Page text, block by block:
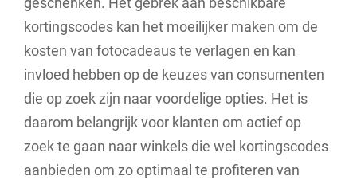
kortingscodes kan het moeilijker maken om de
kosten van fotocadeaus te verlagen en kan
invloed hebben op de keuzes van consumenten
die op zoek zijn naar voordelige opties. Het is
daarom belangrijk voor klanten om actief op
zoek te gaan naar winkels die wel kortingscodes
aanbieden om zo optimaal te profiteren van